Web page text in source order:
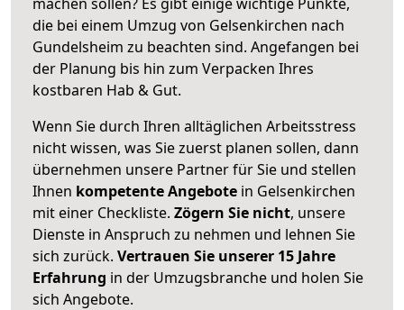
die bei einem Umzug von Gelsenkirchen nach
Gundelsheim zu beachten sind. Angefangen bei
der Planung bis hin zum Verpacken Ihres
kostbaren Hab & Gut.
Wenn Sie durch Ihren alltäglichen Arbeitsstress
nicht wissen, was Sie zuerst planen sollen, dann
übernehmen unsere Partner für Sie und stellen
Ihnen kompetente Angebote in Gelsenkirchen
mit einer Checkliste. Zögern Sie nicht, unsere
Dienste in Anspruch zu nehmen und lehnen Sie
sich zurück. Vertrauen Sie unserer 15 Jahre
Erfahrung in der Umzugsbranche und holen Sie
sich Angebote.